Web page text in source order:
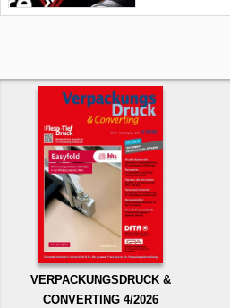
VERPACKUNGSDRUCK &
CONVERTING 4/2026